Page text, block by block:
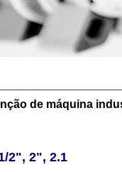
de máquina
2", 2", 2.1